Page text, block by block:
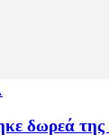
δωρεά